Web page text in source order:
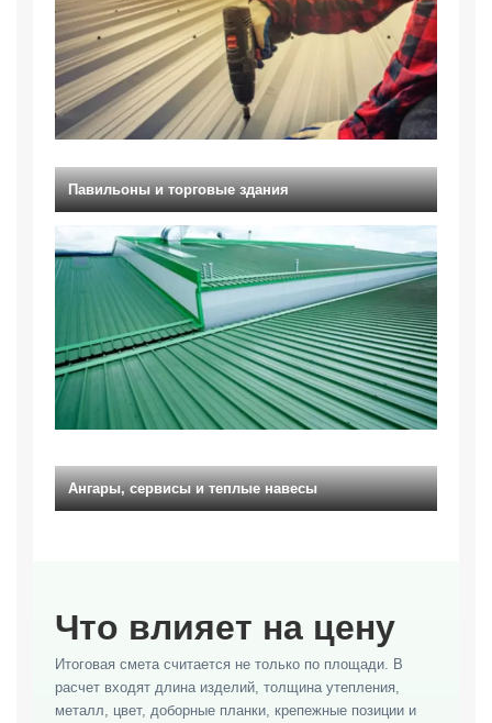
Павильоны и торговые здания
Ангары, сервисы и теплые навесы
Что влияет на цену
Итоговая смета считается не только по площади. В
расчет входят длина изделий, толщина утепления,
металл, цвет, доборные планки, крепежные позиции и